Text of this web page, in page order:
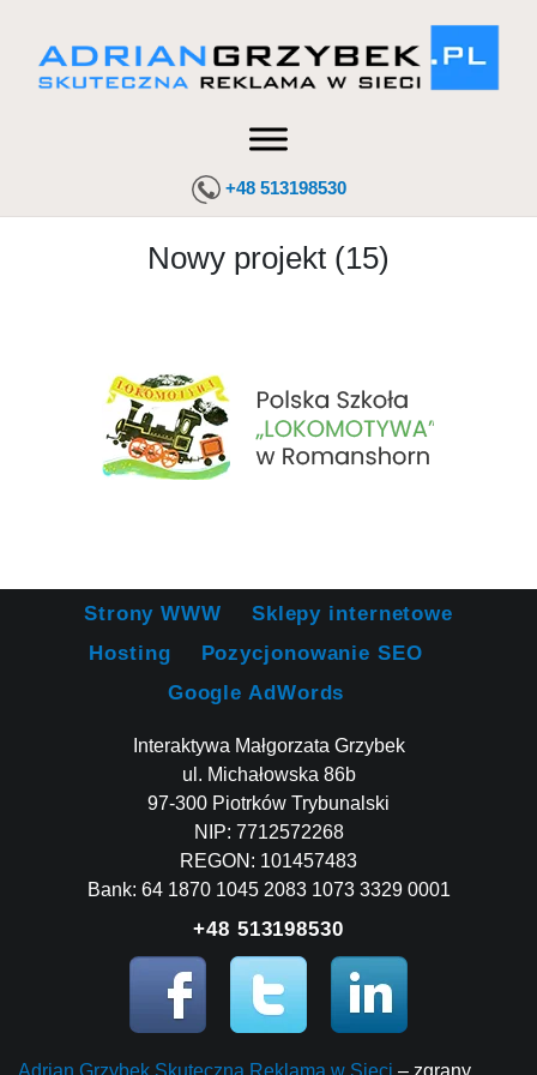
+48 513198530
Nowy projekt (15)
Strony WWW
Sklepy internetowe
Hosting
Pozycjonowanie SEO
Google AdWords
Interaktywa Małgorzata Grzybek
ul. Michałowska 86b
97-300 Piotrków Trybunalski
NIP: 7712572268
REGON: 101457483
Bank: 64 1870 1045 2083 1073 3329 0001
+48 513198530
Adrian Grzybek Skuteczna Reklama w Sieci – zgrany